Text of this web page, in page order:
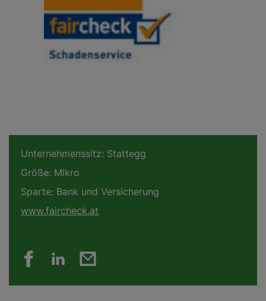
Unternehmenssitz: Stattegg
Größe: Mikro
Sparte: Bank und Versicherung
www.faircheck.at